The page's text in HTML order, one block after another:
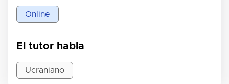
Online
El tutor habla
Ucraniano